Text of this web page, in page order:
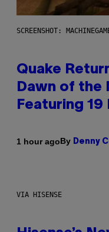
SCREENSHOT:
Quake
Dawn of the
Featuring 19
1 hour agoBy Denny
VIA HISENSE